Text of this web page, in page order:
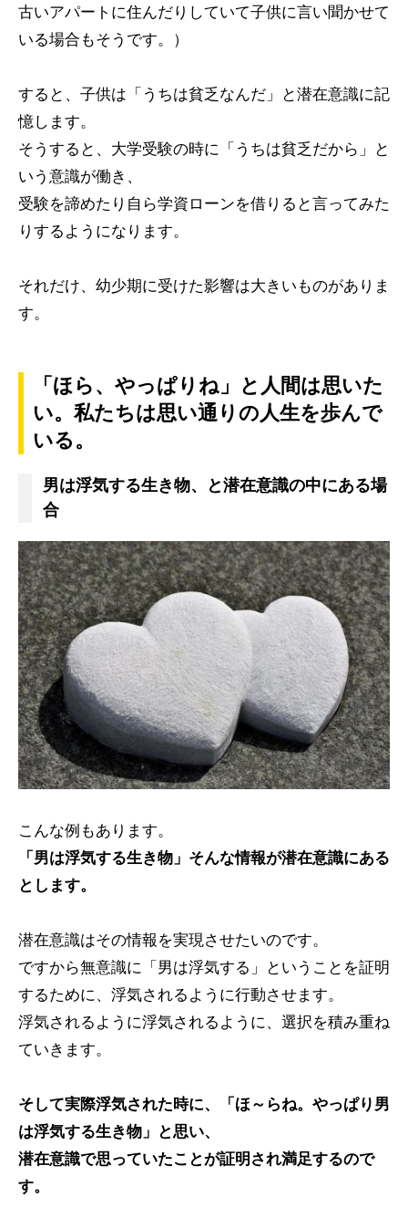
古いアパートに住んだりしていて子供に言い聞かせて
いる場合もそうです。）
すると、子供は「うちは貧乏なんだ」と潜在意識に記
憶します。
そうすると、大学受験の時に「うちは貧乏だから」と
いう意識が働き、
受験を諦めたり自ら学資ローンを借りると言ってみた
りするようになります。
それだけ、幼少期に受けた影響は大きいものがありま
す。
「ほら、やっぱりね」と人間は思いた
い。私たちは思い通りの人生を歩んで
いる。
男は浮気する生き物、と潜在意識の中にある場
合
こんな例もあります。
「男は浮気する生き物」そんな情報が潜在意識にある
とします。
潜在意識はその情報を実現させたいのです。
ですから無意識に「男は浮気する」ということを証明
するために、浮気されるように行動させます。
浮気されるように浮気されるように、選択を積み重ね
ていきます。
そして実際浮気された時に、「ほ～らね。やっぱり男
は浮気する生き物」と思い、
潜在意識で思っていたことが証明され満足するので
す。